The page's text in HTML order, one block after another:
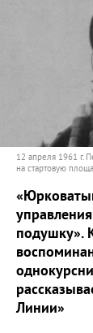
12 апреля 1961 г.
на стартовую
подушку».
Линии»